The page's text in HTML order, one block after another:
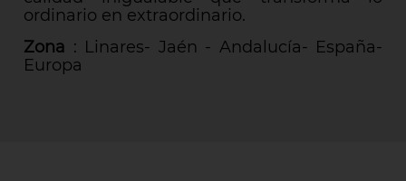
ordinario en extraordinario.
Zona : Linares- Jaén - Andalucía- España-
Europa